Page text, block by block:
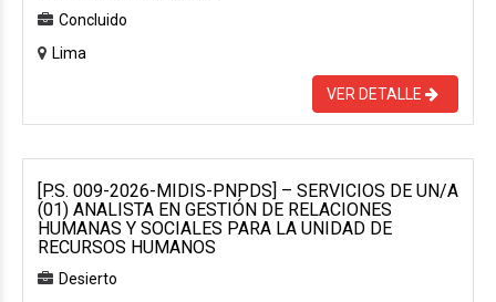
Concluido
Lima
VER DETALLE
[P.S. 009-2026-MIDIS-PNPDS] – SERVICIOS DE UN/A
(01) ANALISTA EN GESTIÓN DE RELACIONES
HUMANAS Y SOCIALES PARA LA UNIDAD DE
RECURSOS HUMANOS
Desierto